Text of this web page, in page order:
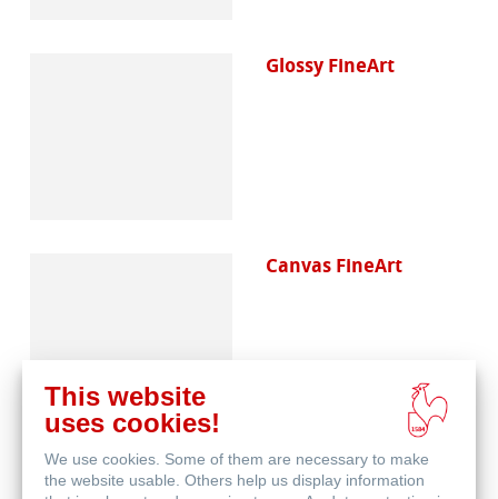
Glossy FineArt
Canvas FineArt
Schutz & Archivierung
This website
uses cookies!
We use cookies. Some of them are necessary to make
the website usable. Others help us display information